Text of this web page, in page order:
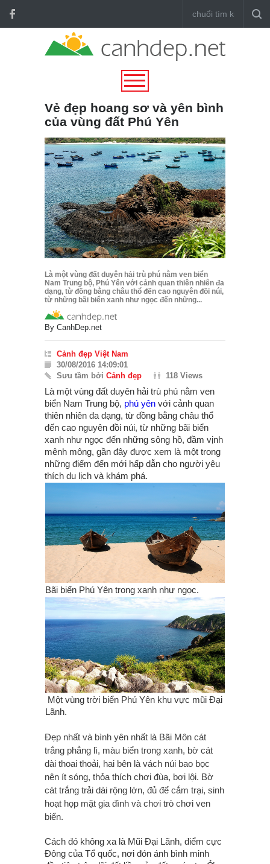
Vẻ đẹp hoang sơ và yên bình
của vùng đất Phú Yên
Là một vùng đất duyên hải trù phú nằm ven biển
Nam Trung bộ, Phú Yên với cảnh quan thiên nhiên đa
dạng, từ đồng bằng châu thổ đến cao nguyên đồi núi,
từ những bãi biển xanh như ngọc đến những...
By CanhDep.net
Cảnh đẹp Việt Nam
30/08/2016 14:09:01
Sưu tầm bởi Cảnh đẹp 118 Views
Là một vùng đất duyên hải trù phú nằm ven
biển Nam Trung bộ, phú yên với cảnh quan
thiên nhiên đa dạng, từ đồng bằng châu thổ
đến cao nguyên đồi núi, từ những bãi biển
xanh như ngọc đến những sông hồ, đầm vịnh
mênh mông, gần đây được xem là một trong
những điểm đến mới hấp dẫn cho người yêu
thích du lịch và khám phá.
Bãi biển Phú Yên trong xanh như ngọc.
Một vùng trời biển Phú Yên khu vực mũi Đại
Lãnh.
Đẹp nhất và bình yên nhất là Bãi Môn cát
trắng phẳng lì, màu biển trong xanh, bờ cát
dài thoai thoải, hai bên là vách núi bao bọc
nên ít sóng, thỏa thích chơi đùa, bơi lội. Bờ
cát trắng trải dài rộng lớn, đủ để cắm trại, sinh
hoạt họp mặt gia đình và chơi trò chơi ven
biển.
Cách đó không xa là Mũi Đại Lãnh, điểm cực
Đông của Tổ quốc, nơi đón ánh bình minh